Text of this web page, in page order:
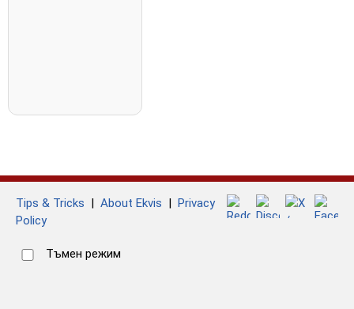
Tips & Tricks | About Ekvis | Privacy
Policy
Тъмен режим